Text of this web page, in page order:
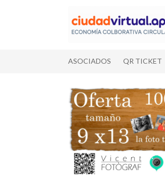
la
al
contenido
ASOCIADOS QR TICKET